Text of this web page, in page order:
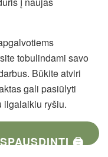
tobulindami savo
Būkite atviri
gali pasiūlyti
ilgalaikiu ryšiu.
SPAUSDINTI 🖨